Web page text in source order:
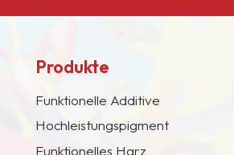
Produkte
Funktionelle Additive
Hochleistungspigment
Funktionelles Harz